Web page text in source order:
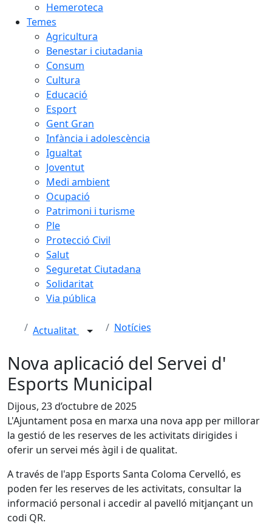
Hemeroteca
Temes
Agricultura
Benestar i ciutadania
Consum
Cultura
Educació
Esport
Gent Gran
Infància i adolescència
Igualtat
Joventut
Medi ambient
Ocupació
Patrimoni i turisme
Ple
Protecció Civil
Salut
Seguretat Ciutadana
Solidaritat
Via pública
Actualitat Notícies
Nova aplicació del Servei d'
Esports Municipal
Dijous, 23 d’octubre de 2025
L'Ajuntament posa en marxa una nova app per millorar
la gestió de les reserves de les activitats dirigides i
oferir un servei més àgil i de qualitat.
A través de l'app Esports Santa Coloma Cervelló, es
poden fer les reserves de les activitats, consultar la
informació personal i accedir al pavelló mitjançant un
codi QR.